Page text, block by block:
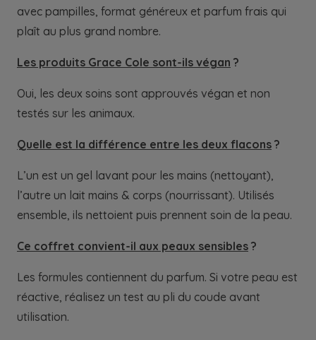
avec pampilles, format généreux et parfum frais qui
plaît au plus grand nombre.
Les produits Grace Cole sont-ils végan ?
Oui, les deux soins sont approuvés végan et non
testés sur les animaux.
Quelle est la différence entre les deux flacons ?
L’un est un gel lavant pour les mains (nettoyant),
l’autre un lait mains & corps (nourrissant). Utilisés
ensemble, ils nettoient puis prennent soin de la peau.
Ce coffret convient-il aux peaux sensibles ?
Les formules contiennent du parfum. Si votre peau est
réactive, réalisez un test au pli du coude avant
utilisation.